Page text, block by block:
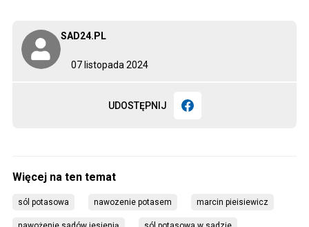
07 listopada 2024
SAD24.PL
UDOSTĘPNIJ
sól potasowa nawozenie potasem marcin pieisiewicz